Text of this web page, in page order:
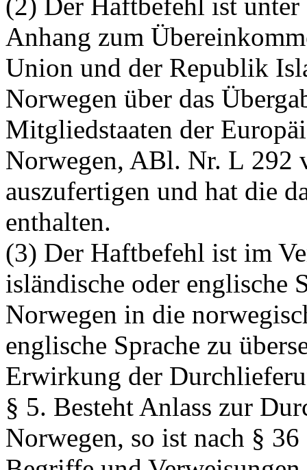
Anhang zum
Union und der Republik
Norwegen über das
Mitgliedstaaten der
Norwegen, ABl. Nr. L 292
auszufertigen und hat die
enthalten.
(3) Der Haftbefehl ist im
isländische oder englische
Norwegen in die
englische Sprache zu
Erwirkung der
§ 5. Besteht Anlass zur
Norwegen, so ist nach §